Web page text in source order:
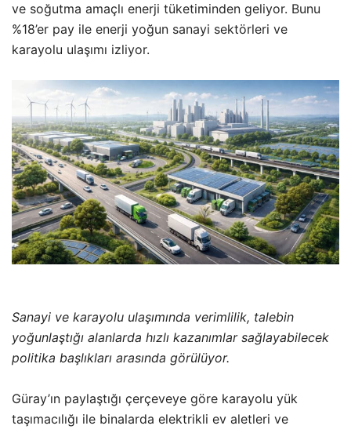
ve soğutma amaçlı enerji tüketiminden geliyor. Bunu
%18’er pay ile enerji yoğun sanayi sektörleri ve
karayolu ulaşımı izliyor.
Sanayi ve karayolu ulaşımında verimlilik, talebin
yoğunlaştığı alanlarda hızlı kazanımlar sağlayabilecek
politika başlıkları arasında görülüyor.
Güray’ın paylaştığı çerçeveye göre karayolu yük
taşımacılığı ile binalarda elektrikli ev aletleri ve